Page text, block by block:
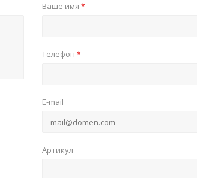
Ваше имя *
Телефон *
E-mail
Артикул